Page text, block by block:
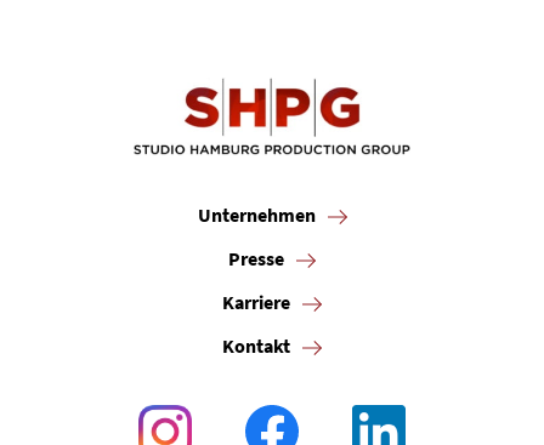
Unternehmen
Presse
Karriere
Kontakt